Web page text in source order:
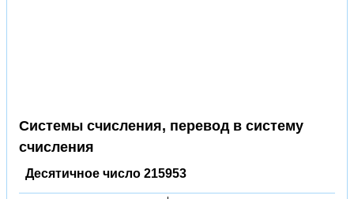
Системы счисления, перевод в систему
счисления
Десятичное число 215953